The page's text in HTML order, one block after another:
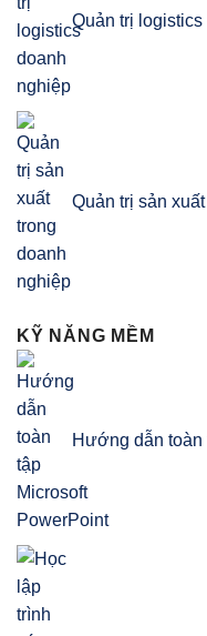
Quản trị
Quản trị sản
KỸ NĂNG MỀM
Hướng dẫn toàn